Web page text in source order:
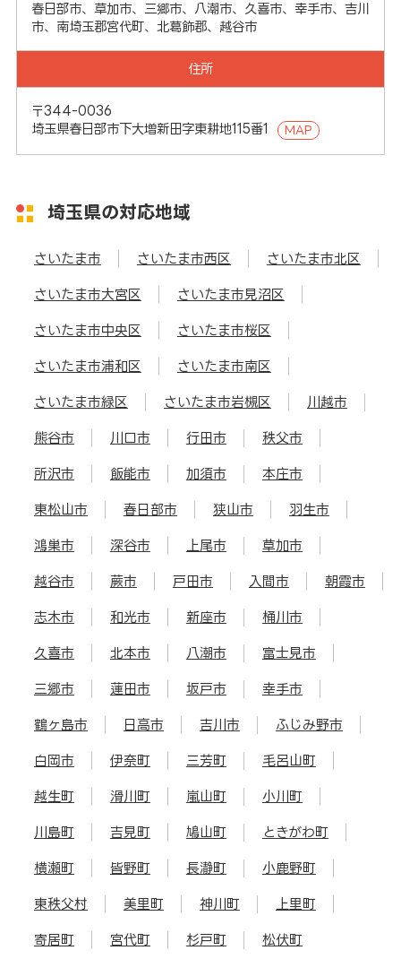
春日部市、草加市、三郷市、八潮市、久喜市、幸手市、吉川
市、南埼玉郡宮代町、北葛飾郡、越谷市
住所
〒344-0036
埼玉県春日部市下大増新田字東耕地115番1
MAP
埼玉県の対応地域
さいたま市 さいたま市西区 さいたま市北区
さいたま市大宮区 さいたま市見沼区
さいたま市中央区 さいたま市桜区
さいたま市浦和区 さいたま市南区
さいたま市緑区 さいたま市岩槻区 川越市
熊谷市 川口市 行田市 秩父市
所沢市 飯能市 加須市 本庄市
東松山市 春日部市 狭山市 羽生市
鴻巣市 深谷市 上尾市 草加市
越谷市 蕨市 戸田市 入間市 朝霞市
志木市 和光市 新座市 桶川市
久喜市 北本市 八潮市 富士見市
三郷市 蓮田市 坂戸市 幸手市
鶴ヶ島市 日高市 吉川市 ふじみ野市
白岡市 伊奈町 三芳町 毛呂山町
越生町 滑川町 嵐山町 小川町
川島町 吉見町 鳩山町 ときがわ町
横瀬町 皆野町 長瀞町 小鹿野町
東秩父村 美里町 神川町 上里町
寄居町 宮代町 杉戸町 松伏町